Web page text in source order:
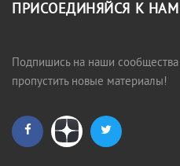
ПРИСОЕДИНЯЙСЯ К НАМ
Подпишись на наши
пропустить новые материалы!